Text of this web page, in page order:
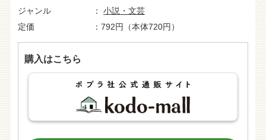
ジャンル
小説・文芸
定価
792円（本体720円）
購入はこちら